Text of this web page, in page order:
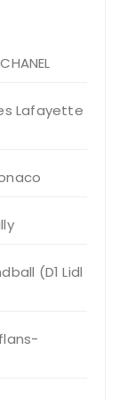
Lafayette
(D1 Lidl